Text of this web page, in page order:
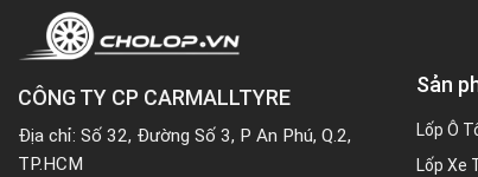
CÔNG TY CP CARMALLTYRE
Địa chỉ: Số 32, Đường Số 3, P An Phú, Q.2,
TP.HCM
Sản
Lốp Ô
Lốp Xe